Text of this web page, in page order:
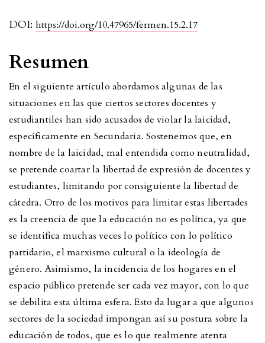
DOI: https://doi.org/10.47965/fermen.15.2.17
Resumen
En el siguiente artículo abordamos algunas de las
situaciones en las que ciertos sectores docentes y
estudiantiles han sido acusados de violar la laicidad,
específicamente en Secundaria. Sostenemos que, en
nombre de la laicidad, mal entendida como neutralidad,
se pretende coartar la libertad de expresión de docentes y
estudiantes, limitando por consiguiente la libertad de
cátedra. Otro de los motivos para limitar estas libertades
es la creencia de que la educación no es política, ya que
se identifica muchas veces lo político con lo político
partidario, el marxismo cultural o la ideología de
género. Asimismo, la incidencia de los hogares en el
espacio público pretende ser cada vez mayor, con lo que
se debilita esta última esfera. Esto da lugar a que algunos
sectores de la sociedad impongan así su postura sobre la
educación de todos, que es lo que realmente atenta